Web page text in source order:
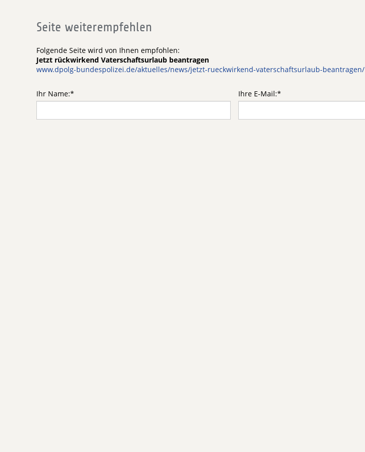
Seite weiterempfehlen
Folgende Seite wird von Ihnen empfohlen:
Jetzt rückwirkend Vaterschaftsurlaub beantragen
www.dpolg-bundespolizei.de/aktuelles/news/jetzt-rueckwirkend-vaterschaftsurlaub-beantragen/
Ihr Name:* Ihre E-Mail:*